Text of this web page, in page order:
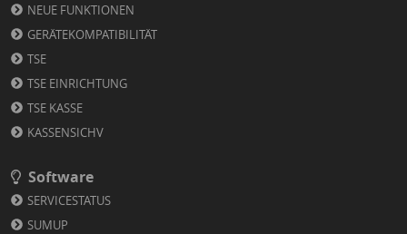
NEUE FUNKTIONEN
GERÄTEKOMPATIBILITÄT
TSE
TSE EINRICHTUNG
TSE KASSE
KASSENSICHV
Software
SERVICESTATUS
SUMUP